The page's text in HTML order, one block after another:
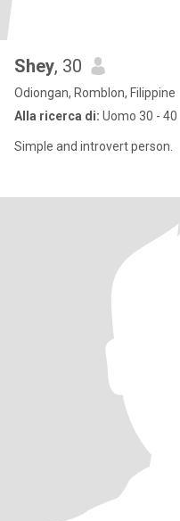
Shey, 30
Odiongan, Romblon, Filippine
Alla ricerca di: Uomo 30 - 40
Simple and introvert person.